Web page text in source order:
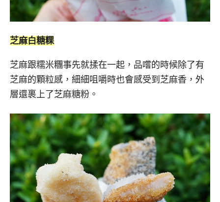
芝麻白糖粿
芝麻跟糯米糰事先就揉在一起，品嚐的時候除了有
芝麻的顆粒感，細細咀嚼時也會感受到芝麻香，外
層還裹上了芝麻糖粉。